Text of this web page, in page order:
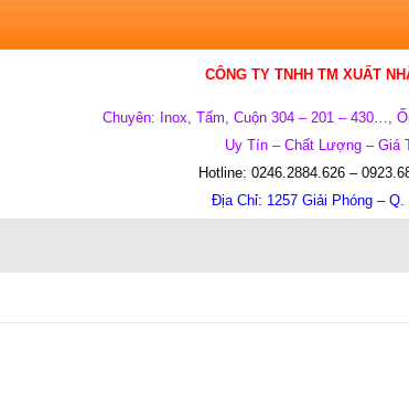
CÔNG TY TNHH TM XUẤT
Chuyên: Inox, Tấm, Cuộn 304 – 201 – 430…,
Uy Tín – Chất Lượng – Giá
Hotline: 0246.2884.626‬ –
Địa Chỉ: 1257 Giải Phóng –